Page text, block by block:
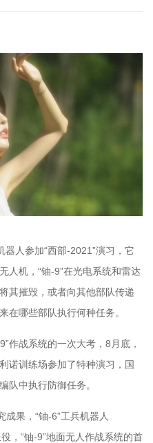
器人参加“西部-2021”演习，它
人机，“铀-9”在光电系统和雷达
其摧毁，或者向其他部队传递
在哪些部队执行何种任务。
作战系统的一次大考，8月底，
诺训练场参加了特种演习，国
队中执行防御任务。
成果，“铀-6”工兵机器人
，“铀-9”地面无人作战系统的首